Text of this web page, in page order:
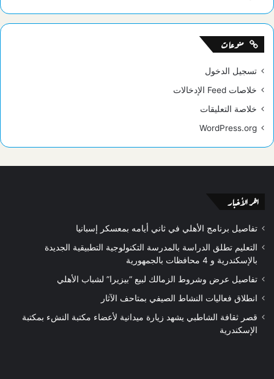
منوعات
تسجيل الدخول
خلاصات Feed الإدخالات
خلاصة التعليقات
WordPress.org
اخر الأخبار
تفاصيل برنامج الأهلي في ثاني أيامه بمعسكر إسبانيا
التعليم تطلق الدراسة بالمدرسة التكنولوجية التطبيقية الجديدة
بالإسكندرية و 4 محافظات بالجمهورية
تفاصيل عرض وشروط الزمالك لبيع “بيزيرا” لشباب الأهلي
انطلاق فعاليات النشاط الصيفي بمتاحف الآثار
قصر ثقافة الشاطبي يشهد زيارة ميدانية لأعضاء مكتبة النشء بمكتبة
الإسكندرية